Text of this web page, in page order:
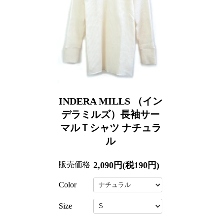
INDERA MILLS （イン
デラミルズ）長袖サー
マルＴシャツ ナチュラ
ル
販売価格 2,090円(税190円)
Color
Size